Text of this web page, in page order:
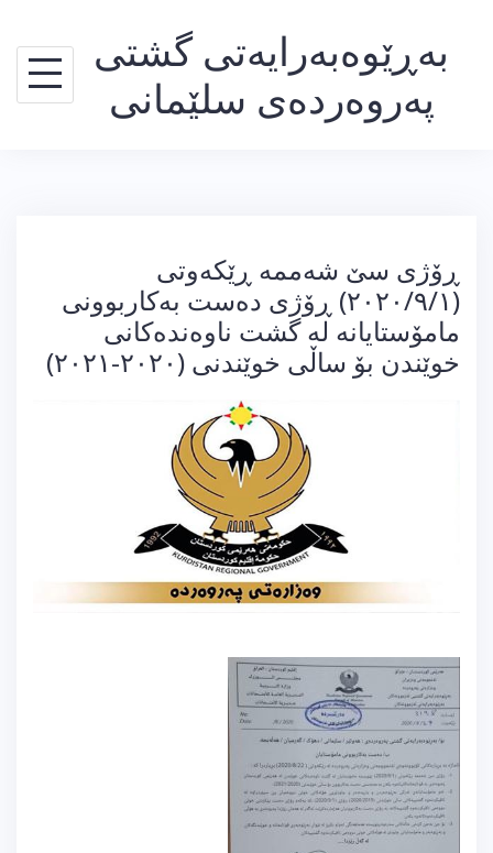
بەڕێوەبەرایەتی گشتی
پەروەردەی سلێمانی
ڕۆژی سێ شەممە ڕێکەوتی
(٢٠٢٠/٩/١) ڕۆژی دەست بەکاربوونی
مامۆستایانە لە گشت ناوەندەکانی
خوێندن بۆ ساڵی خوێندنی (٢٠٢٠-٢٠٢١)